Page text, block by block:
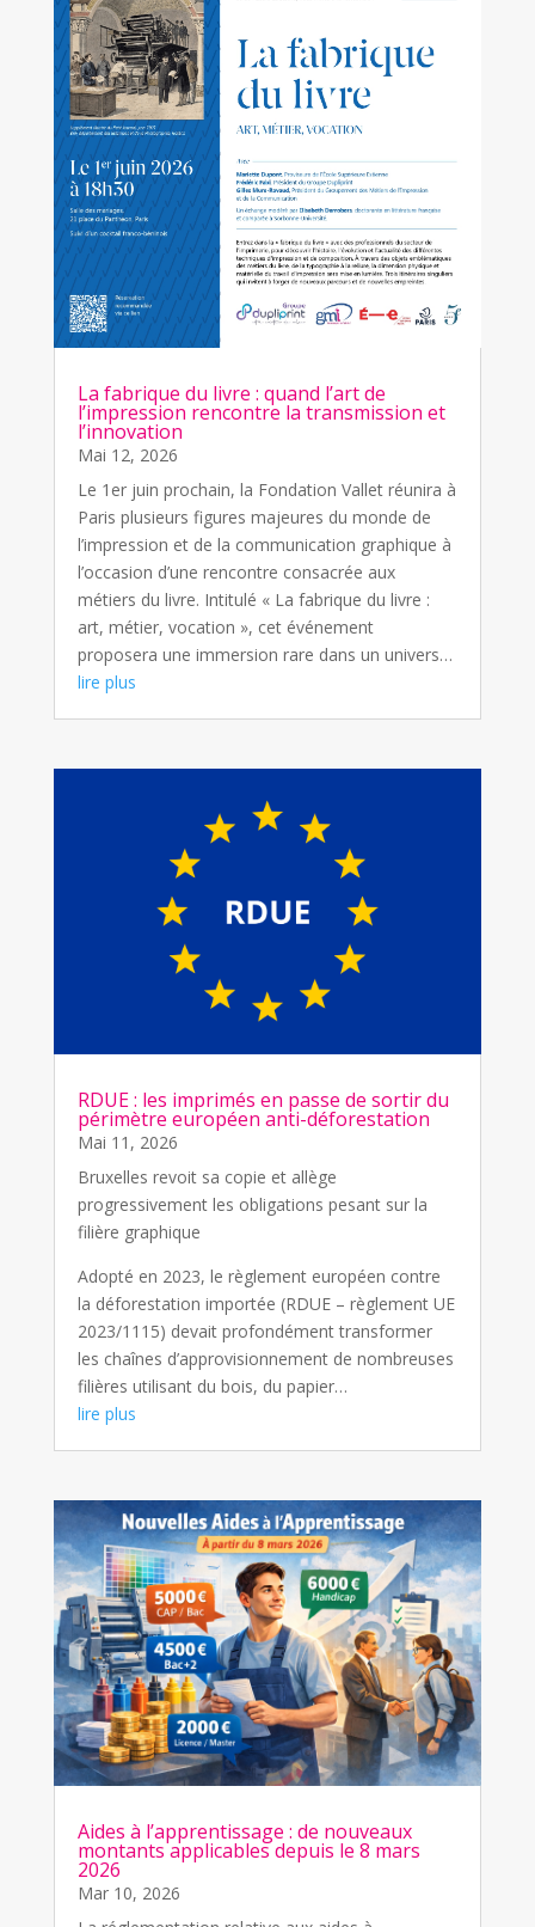
La fabrique du livre : quand l’art de
l’impression rencontre la transmission et
l’innovation
Mai 12, 2026
Le 1er juin prochain, la Fondation Vallet réunira à
Paris plusieurs figures majeures du monde de
l’impression et de la communication graphique à
l’occasion d’une rencontre consacrée aux
métiers du livre. Intitulé « La fabrique du livre :
art, métier, vocation », cet événement
proposera une immersion rare dans un univers…
lire plus
RDUE : les imprimés en passe de sortir du
périmètre européen anti-déforestation
Mai 11, 2026
Bruxelles revoit sa copie et allège
progressivement les obligations pesant sur la
filière graphique
Adopté en 2023, le règlement européen contre
la déforestation importée (RDUE – règlement UE
2023/1115) devait profondément transformer
les chaînes d’approvisionnement de nombreuses
filières utilisant du bois, du papier…
lire plus
Aides à l’apprentissage : de nouveaux
montants applicables depuis le 8 mars
2026
Mar 10, 2026